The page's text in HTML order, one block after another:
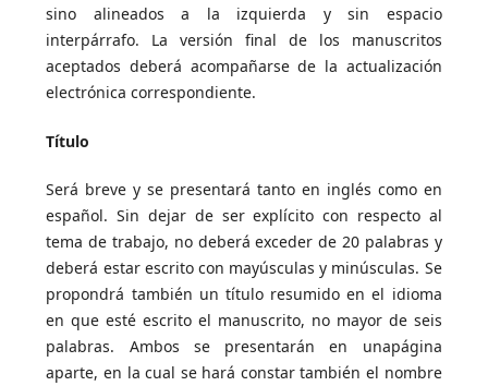
sino alineados a la izquierda y sin espacio
interpárrafo. La versión final de los manuscritos
aceptados deberá acompañarse de la actualización
electrónica correspondiente.
Título
Será breve y se presentará tanto en inglés como en
español. Sin dejar de ser explícito con respecto al
tema de trabajo, no deberá exceder de 20 palabras y
deberá estar escrito con mayúsculas y minúsculas. Se
propondrá también un título resumido en el idioma
en que esté escrito el manuscrito, no mayor de seis
palabras. Ambos se presentarán en unapágina
aparte, en la cual se hará constar también el nombre